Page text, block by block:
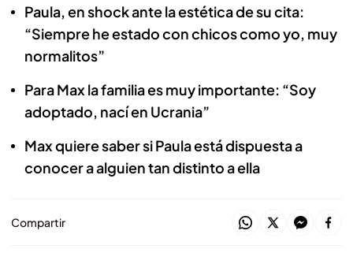
Paula, en shock ante la estética de su cita:
“Siempre he estado con chicos como yo, muy
normalitos”
Para Max la familia es muy importante: “Soy
adoptado, nací en Ucrania”
Max quiere saber si Paula está dispuesta a
conocer a alguien tan distinto a ella
Compartir